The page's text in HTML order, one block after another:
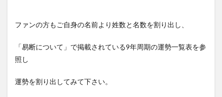
ファンの方もご自身の名前より姓数と名数を割り出し、
「易断について」で掲載されている9年周期の運勢一覧表を参
照し
運勢を割り出してみて下さい。